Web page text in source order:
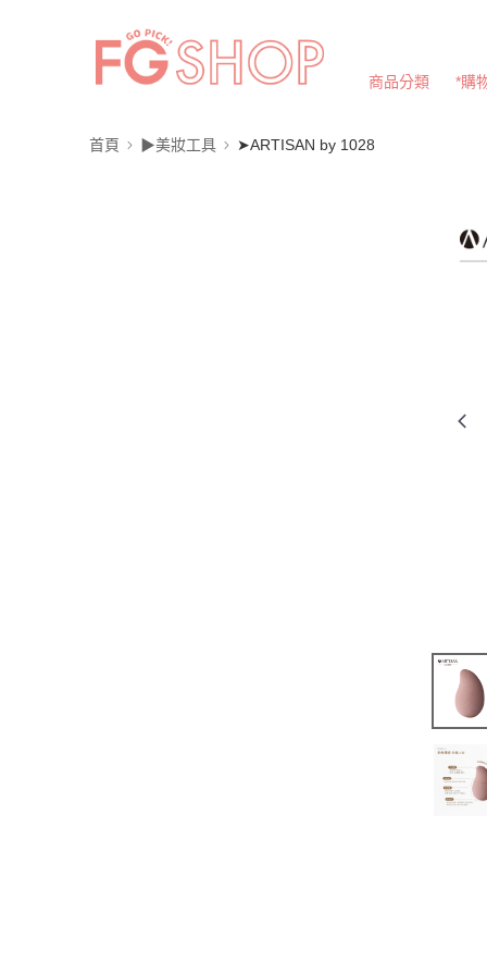
商品分類 *購
首頁 ▶美妝工具 ➤ARTISAN by 1028